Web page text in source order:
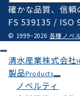
確かな品質、信
FS 539135 / ISO
© 1999−2026 各種ノベ
清水産業株式会社
製品Products
ノベルティ